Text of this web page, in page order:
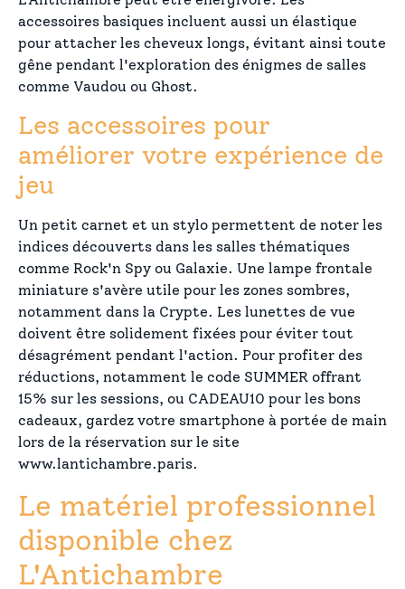
accessoires basiques incluent aussi un élastique
pour attacher les cheveux longs, évitant ainsi toute
gêne pendant l'exploration des énigmes de salles
comme Vaudou ou Ghost.
Les accessoires pour
améliorer votre expérience de
jeu
Un petit carnet et un stylo permettent de noter les
indices découverts dans les salles thématiques
comme Rock'n Spy ou Galaxie. Une lampe frontale
miniature s'avère utile pour les zones sombres,
notamment dans la Crypte. Les lunettes de vue
doivent être solidement fixées pour éviter tout
désagrément pendant l'action. Pour profiter des
réductions, notamment le code SUMMER offrant
15% sur les sessions, ou CADEAU10 pour les bons
cadeaux, gardez votre smartphone à portée de main
lors de la réservation sur le site
www.lantichambre.paris.
Le matériel professionnel
disponible chez
L'Antichambre